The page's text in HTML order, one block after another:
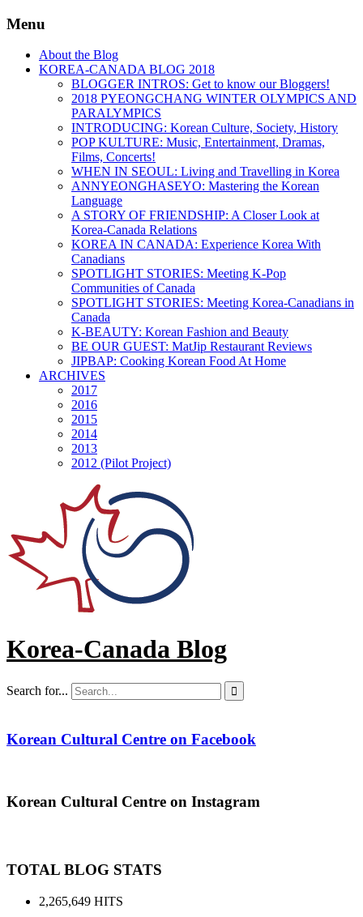
Menu
About the Blog
KOREA-CANADA BLOG 2018
BLOGGER INTROS: Get to know our Bloggers!
2018 PYEONGCHANG WINTER OLYMPICS AND
PARALYMPICS
INTRODUCING: Korean Culture, Society, History
POP KULTURE: Music, Entertainment, Dramas,
Films, Concerts!
WHEN IN SEOUL: Living and Travelling in Korea
ANNYEONGHASEYO: Mastering the Korean
Language
A STORY OF FRIENDSHIP: A Closer Look at
Korea-Canada Relations
KOREA IN CANADA: Experience Korea With
Canadians
SPOTLIGHT STORIES: Meeting K-Pop
Communities of Canada
SPOTLIGHT STORIES: Meeting Korea-Canadians in
Canada
K-BEAUTY: Korean Fashion and Beauty
BE OUR GUEST: MatJip Restaurant Reviews
JIPBAP: Cooking Korean Food At Home
ARCHIVES
2017
2016
2015
2014
2013
2012 (Pilot Project)
Korea-Canada Blog
Search for... 
Korean Cultural Centre on Facebook
Korean Cultural Centre on Instagram
TOTAL BLOG STATS
2,265,649 HITS